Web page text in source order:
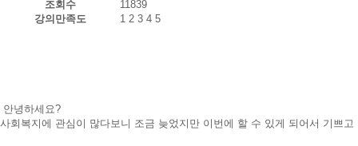
조회수
11839
강의만족도
1 2 3 4 5
안녕하세요?
사회복지에 관심이 많다보니 조금 늦었지만 이번에 할 수 있게 되어서 기쁘